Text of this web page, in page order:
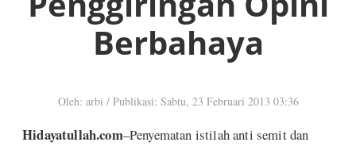
Berbahaya
Oleh: arbi / Publikasi: Sabtu, 23 Februari 2013 03:36
Hidayatullah.com–Penyematan istilah anti semit dan